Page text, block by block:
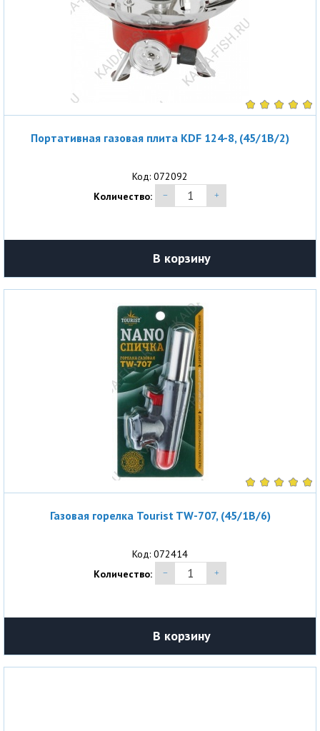
Портативная газовая плита KDF 124-8, (45/1B/2)
Код: 072092
Количество:
В корзину
Газовая горелка Tourist TW-707, (45/1B/6)
Код: 072414
Количество:
В корзину